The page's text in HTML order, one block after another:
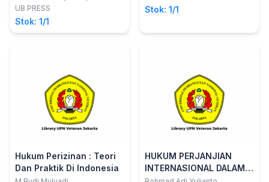
UB PRESS
Stok: 1/1
Stok: 1/1
Hukum Perizinan : Teori
Dan Praktik Di Indonesia
HUKUM PERJANJIAN
INTERNASIONAL DALAM
ISLAM